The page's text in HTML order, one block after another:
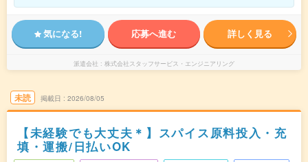
気になる! 応募へ進む 詳しく見る
派遣会社 株式会社スタッフサービス・エンジニアリング
未読 掲載日 2026/08/05
【未経験でも大丈夫＊】スパイス原料投入・充
填・運搬/日払いOK